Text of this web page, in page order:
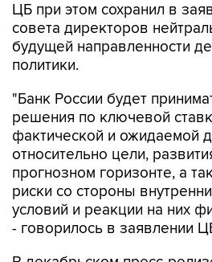
ЦБ при этом сохранил в
совета директоров
будущей направленности
политики.
"Банк России будет
решения по ключевой
фактической и ожидаемой
относительно цели,
прогнозном горизонте, а
риски со стороны
условий и реакции на них
- говорилось в заявлении